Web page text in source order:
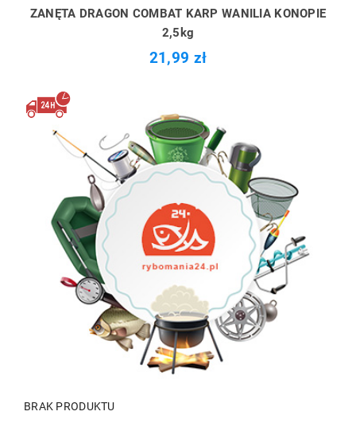
ZANĘTA DRAGON COMBAT KARP WANILIA KONOPIE
2,5kg
21,99 zł
BRAK PRODUKTU